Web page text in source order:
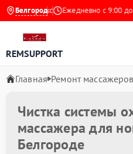
Белгород
на Яндекс Ежедневно с 9:00 до
REMSUPPORT
Главная Ремонт
Чистка системы
массажера для
Белгороде